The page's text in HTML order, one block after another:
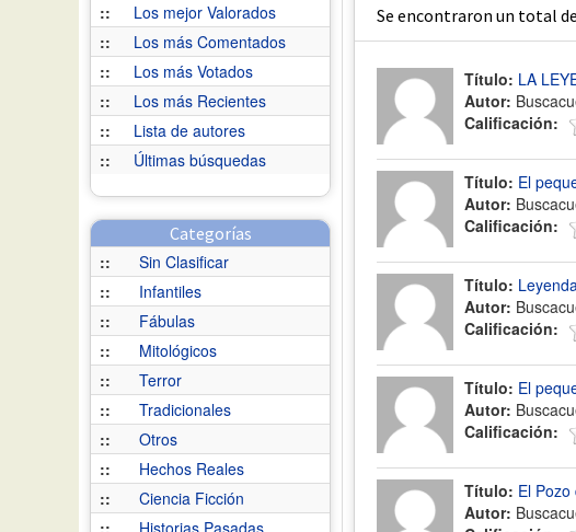
::
Los mejor Valorados
::
Los más Comentados
::
Los más Votados
::
Los más Recientes
::
Lista de autores
::
Últimas búsquedas
Categorías
::
Sin Clasificar
::
Infantiles
::
Fábulas
::
Mitológicos
::
Terror
::
Tradicionales
::
Otros
::
Hechos Reales
::
Ciencia Ficción
::
Historias Pasadas
Se encontraron un total de
Título: LA
Autor:
Calificación:
Título: El
Autor:
Calificación:
Título:
Autor:
Calificación:
Título: El
Autor:
Calificación:
Título: El
Autor: